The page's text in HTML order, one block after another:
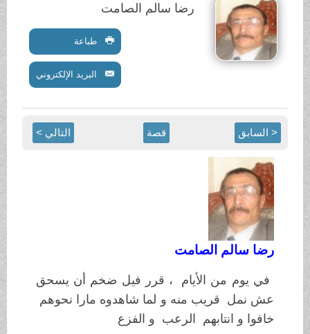
رضا سالم الصامت
طباعة
البريد الإلكتروني
< السابق قصة التالي >
رضا سالم الصامت
في يوم من الأيام ، قرر فيل ضخم أن يسحق
عش نمل قريب منه و لما شاهدوه مارا نحوهم
خافوا و انتابهم الرعب و الفزع